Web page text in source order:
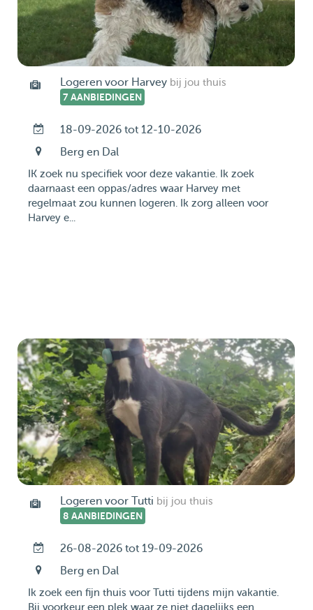
Logeren voor Harvey bij jou thuis
7 AANBIEDINGEN
18-09-2026 tot 12-10-2026
Berg en Dal
IK zoek nu specifiek voor deze vakantie. Ik zoek
daarnaast een oppas/adres waar Harvey met
regelmaat zou kunnen logeren. Ik zorg alleen voor
Harvey e...
Logeren voor Tutti bij jou thuis
8 AANBIEDINGEN
26-08-2026 tot 19-09-2026
Berg en Dal
Ik zoek een fijn thuis voor Tutti tijdens mijn vakantie.
Bij voorkeur een plek waar ze niet dagelijks een